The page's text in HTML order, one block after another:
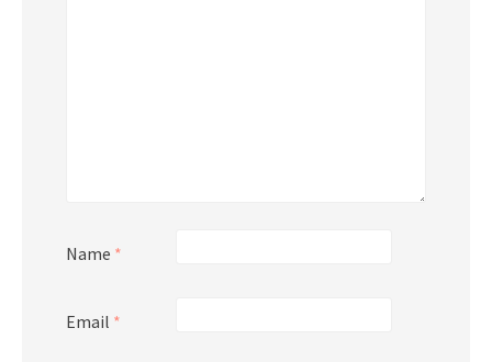
Name *
Email *